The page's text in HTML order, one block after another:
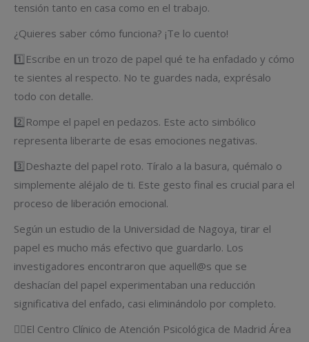
tensión tanto en casa como en el trabajo.
¿Quieres saber cómo funciona? ¡Te lo cuento!
1️⃣Escribe en un trozo de papel qué te ha enfadado y cómo
te sientes al respecto. No te guardes nada, exprésalo
todo con detalle.
2️⃣Rompe el papel en pedazos. Este acto simbólico
representa liberarte de esas emociones negativas.
3️⃣Deshazte del papel roto. Tíralo a la basura, quémalo o
simplemente aléjalo de ti. Este gesto final es crucial para el
proceso de liberación emocional.
Según un estudio de la Universidad de Nagoya, tirar el
papel es mucho más efectivo que guardarlo. Los
investigadores encontraron que aquell@s que se
deshacían del papel experimentaban una reducción
significativa del enfado, casi eliminándolo por completo.
👉🏻El Centro Clínico de Atención Psicológica de Madrid Área